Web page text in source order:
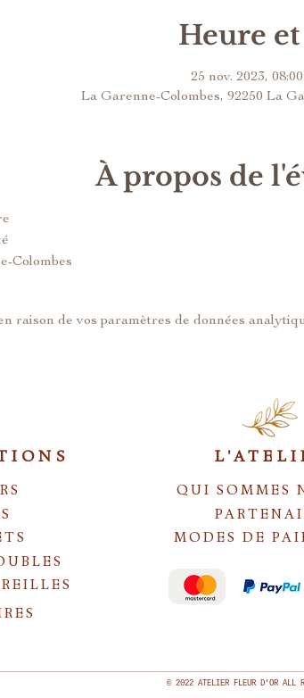
Heure
25 nov. 2023,
La Garenne-Colombes, 92250 La
À propos de
Colombes
raison de vos paramètres de données
QUI SOMMES
MODES DE
© 2022 ATELIER FLEUR D'OR ALL